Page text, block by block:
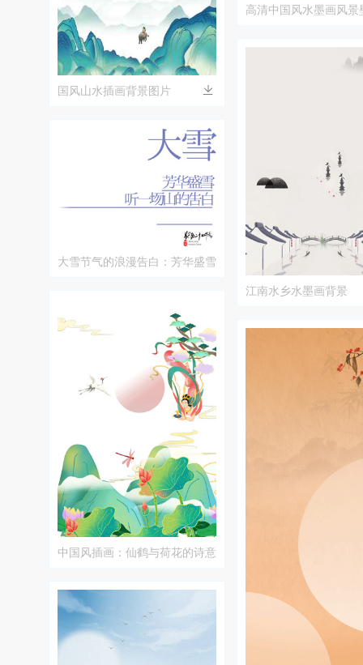
国风山水插画背景图片
大雪节气的浪漫告白：芳华盛雪
中国风插画：仙鹤与荷花的诗意
高清中国风水墨画风景
江南水乡水墨画背景